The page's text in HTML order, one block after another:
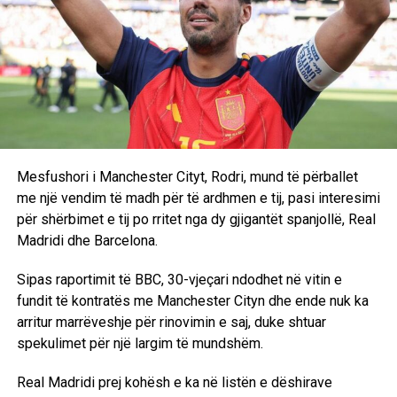
Mesfushori i Manchester Cityt, Rodri, mund të përballet
me një vendim të madh për të ardhmen e tij, pasi interesimi
për shërbimet e tij po rritet nga dy gjigantët spanjollë, Real
Madridi dhe Barcelona.
Sipas raportimit të BBC, 30-vjeçari ndodhet në vitin e
fundit të kontratës me Manchester Cityn dhe ende nuk ka
arritur marrëveshje për rinovimin e saj, duke shtuar
spekulimet për një largim të mundshëm.
Real Madridi prej kohësh e ka në listën e dëshirave